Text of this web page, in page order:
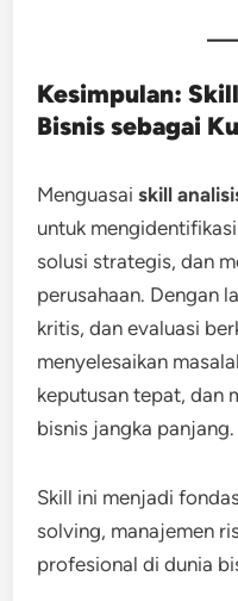
Kesimpulan:
Bisnis sebagai
Menguasaiskill
untuk
solusi strategis, dan
perusahaan. Dengan
kritis, dan evaluasi
menyelesaikan
keputusan tepat, dan
bisnis jangka panjang.
Skill ini menjadi
solving, manajemen
profesional di dunia